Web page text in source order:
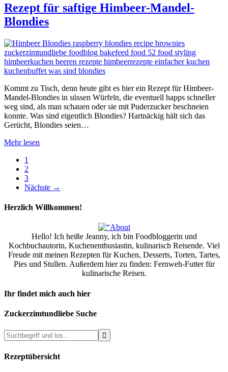
Rezept für saftige Himbeer-Mandel-
Blondies
Kommt zu Tisch, denn heute gibt es hier ein Rezept für Himbeer-
Mandel-Blondies in süssen Würfeln, die eventuell happs schneller
weg sind, als man schauen oder sie mit Puderzucker beschneien
konnte. Was sind eigentlich Blondies? Hartnäckig hält sich das
Gerücht, Blondies seien…
Mehr lesen
1
2
3
Nächste →
Herzlich Willkommen!
Hello! Ich heiße Jeanny, ich bin Foodbloggerin und
Kochbuchautorin, Kuchenenthusiastin, kulinarisch Reisende. Viel
Freude mit meinen Rezepten für Kuchen, Desserts, Torten, Tartes,
Pies und Stullen. Außerdem hier zu finden: Fernweh-Futter für
kulinarische Reisen.
Ihr findet mich auch hier
Zuckerzimtundliebe Suche
Rezeptübersicht